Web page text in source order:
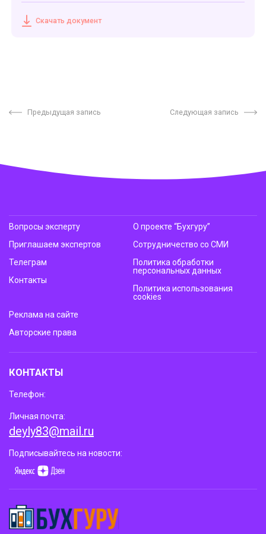
Скачать документ
Предыдущая запись Следующая запись
Вопросы эксперту
Приглашаем экспертов
Телеграм
Контакты
О проекте “Бухгуру”
Сотрудничество со СМИ
Политика обработки
персональных данных
Политика использования
cookies
Реклама на сайте
Авторские права
КОНТАКТЫ
Телефон:
Личная почта:
deyly83@mail.ru
Подписывайтесь на новости: